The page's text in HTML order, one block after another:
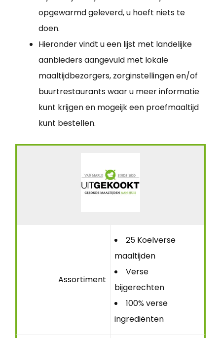
opgewarmd geleverd, u hoeft niets te
doen.
Hieronder vindt u een lijst met landelijke
aanbieders aangevuld met lokale
maaltijdbezorgers, zorginstellingen en/of
buurtrestaurants waar u meer informatie
kunt krijgen en mogeijk een proefmaaltijd
kunt bestellen.
Assortiment
25 Koelverse
maaltijden
Verse
bijgerechten
100% verse
ingrediënten